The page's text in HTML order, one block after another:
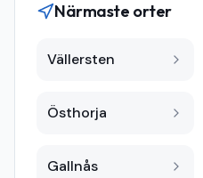
Närmaste orter
Vällersten
Östhorja
Gallnås